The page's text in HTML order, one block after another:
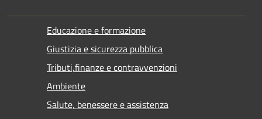
Educazione e formazione
Giustizia e sicurezza pubblica
Tributi,finanze e contravvenzioni
Ambiente
Salute, benessere e assistenza